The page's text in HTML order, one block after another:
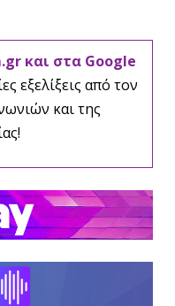
και στα Google
εξελίξεις από τον
και της